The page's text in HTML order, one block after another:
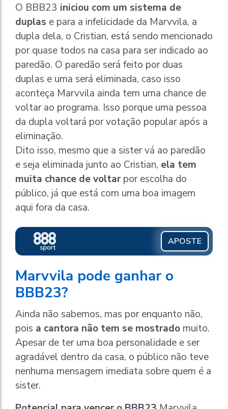
O BBB23 iniciou com um sistema de
duplas e para a infelicidade da Marvvila, a
dupla dela, o Cristian, está sendo mencionado
por quase todos na casa para ser indicado ao
paredão. O paredão será feito por duas
duplas e uma será eliminada, caso isso
aconteça Marvvila ainda tem uma chance de
voltar ao programa. Isso porque uma pessoa
da dupla voltará por votação popular após a
eliminação.
Dito isso, mesmo que a sister vá ao paredão
e seja eliminada junto ao Cristian, ela tem
muita chance de voltarpor escolha do
público, já que está com uma boa imagem
aqui fora da casa.
APOSTE
Marvvila pode ganhar o
BBB23?
Ainda não sabemos, mas por enquanto não,
pois a cantora não tem se mostrado muito.
Apesar de ter uma boa personalidade e ser
agradável dentro da casa, o público não teve
nenhuma mensagem imediata sobre quem é a
sister.